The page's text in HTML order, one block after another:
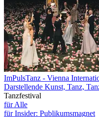
ImPulsTanz - Vienna
Darstellende Kunst, Tanz,
Tanzfestival
für Alle
für Insider: Publikumsmagnet